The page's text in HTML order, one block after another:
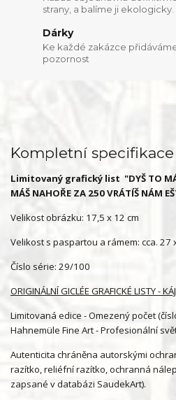
strany, a balíme ji ekologicky.
Dárky
Ke každé zakázce
pozornost
Kompletní specifikace
Limitovaný grafický list "DYŠ TO
MÁŠ NAHOŘE ZA 250 VRÁTÍŠ NÁM
Velikost obrázku: 17,5 x 12 cm
Velikost s paspartou a rámem: cca. 27
Číslo série: 29/100
ORIGINÁLNÍ GICLÉE GRAFICKÉ LISTY -
Limitovaná edice - Omezený počet
Hahnemüle Fine Art - Profesionální
Autenticita chráněna autorskými
razítko, reliéfní razítko, ochranná
zapsané v databázi SaudekArt).